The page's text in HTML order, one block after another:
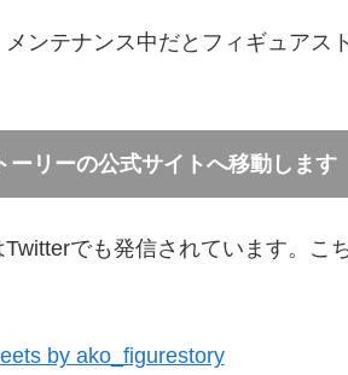
ンテナンス中だとフィギュアス
ーリーの公式サイトへ移動します
でも発信されています。こ
by ako_figurestory